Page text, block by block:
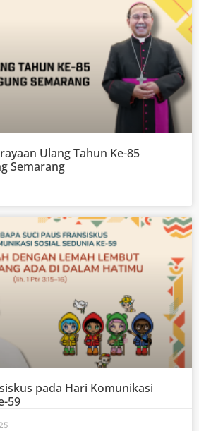
Ulang Tahun Ke-85
Semarang
pada Hari Komunikasi
59